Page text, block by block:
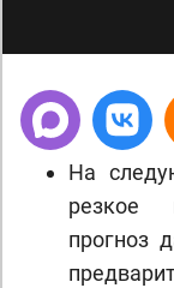
На
резкое
прогноз